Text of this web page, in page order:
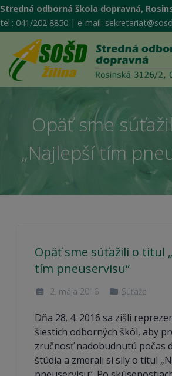
Stredná odborná škola dopravná,
tel.: 041/202 8850 | e-mail:
Opäť sme
„Najlepší tím
Opäť sme súťažili o titul
tím pneuservisu“
2. mája 2016 Súťaže
Dňa 28. 4. 2016 sa zišli
šiestich odborných škôl, aby
zručnosť nadobudnutú počas
štúdia a zmerali si sily o titul